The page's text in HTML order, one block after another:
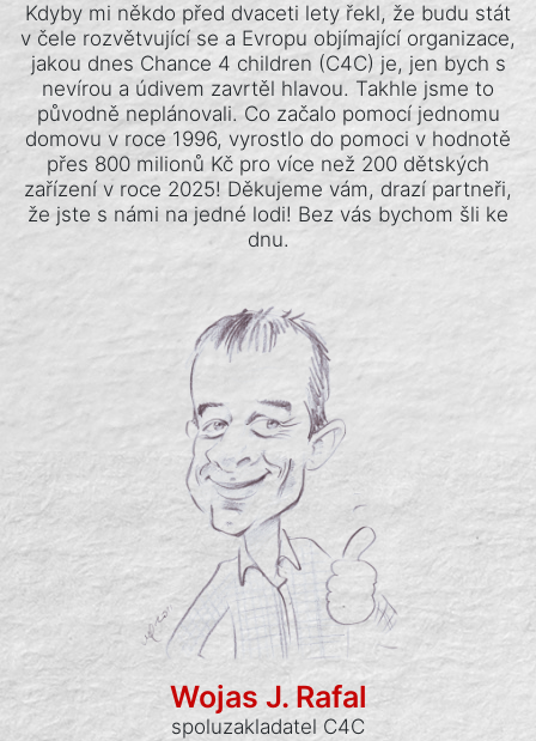
Kdyby mi někdo před dvaceti lety řekl, že budu stát
v čele rozvětvující se a Evropu objímající organizace,
jakou dnes Chance 4 children (C4C) je, jen bych s
nevírou a údivem zavrtěl hlavou. Takhle jsme to
původně neplánovali. Co začalo pomocí jednomu
domovu v roce 1996, vyrostlo do pomoci v hodnotě
přes 800 milionů Kč pro více než 200 dětských
zařízení v roce 2025! Děkujeme vám, drazí partneři,
že jste s námi na jedné lodi! Bez vás bychom šli ke
dnu.
Wojas J. Rafal
spoluzakladatel C4C